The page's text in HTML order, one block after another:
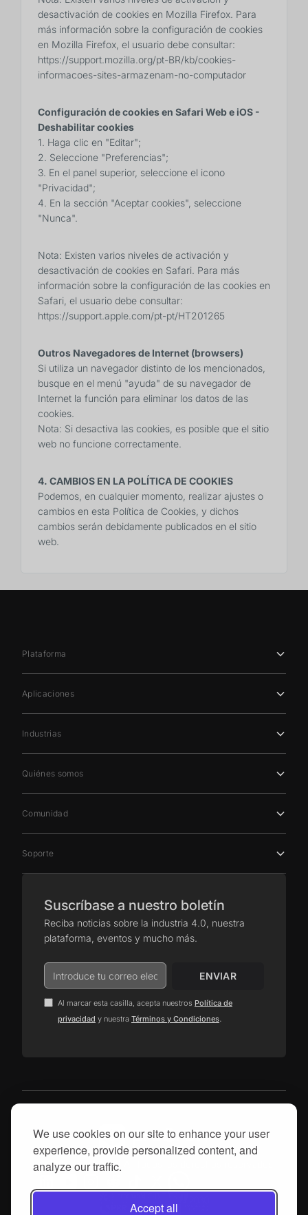
We use cookies on our site to enhance your user
experience, provide personalized content, and
analyze our traffic.
Accept all
desactivación de cookies en Mozilla Firefox. Para
más información sobre la configuración de cookies
en Mozilla Firefox, el usuario debe consultar:
https://support.mozilla.org/pt-BR/kb/cookies-
informacoes-sites-armazenam-no-computador
Configuración de cookies en Safari Web e iOS -
Deshabilitar cookies
1. Haga clic en "Editar";
2. Seleccione "Preferencias";
3. En el panel superior, seleccione el icono
"Privacidad";
4. En la sección "Aceptar cookies", seleccione
"Nunca".
Nota: Existen varios niveles de activación y
desactivación de cookies en Safari. Para más
información sobre la configuración de las cookies en
Safari, el usuario debe consultar:
https://support.apple.com/pt-pt/HT201265
Outros Navegadores de Internet (browsers)
Si utiliza un navegador distinto de los mencionados,
busque en el menú "ayuda" de su navegador de
Internet la función para eliminar los datos de las
cookies.
Nota: Si desactiva las cookies, es posible que el sitio
web no funcione correctamente.
4. CAMBIOS EN LA POLÍTICA DE COOKIES
Podemos, en cualquier momento, realizar ajustes o
cambios en esta Política de Cookies, y dichos
cambios serán debidamente publicados en el sitio
web.
Plataforma
Aplicaciones
Industrias
Quiénes somos
Comunidad
Soporte
Suscríbase a nuestro boletín
Reciba noticias sobre la industria 4.0, nuestra
plataforma, eventos y mucho más.
Al marcar esta casilla, acepta nuestros Política de
privacidad y nuestra Términos y Condiciones.
© 2025, proGrow S.A. Todos los derechos reservados